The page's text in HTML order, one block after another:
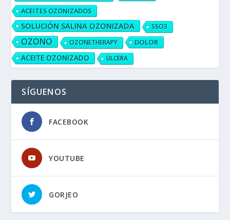
ACEITES OZONIZADOS
SOLUCIÓN SALINA OZONIZADA SSO3
OZONO OZONETHERAPY DOLOR
ACEITE OZONIZADO ÚLCERA
SÍGUENOS
FACEBOOK
YOUTUBE
GORJEO